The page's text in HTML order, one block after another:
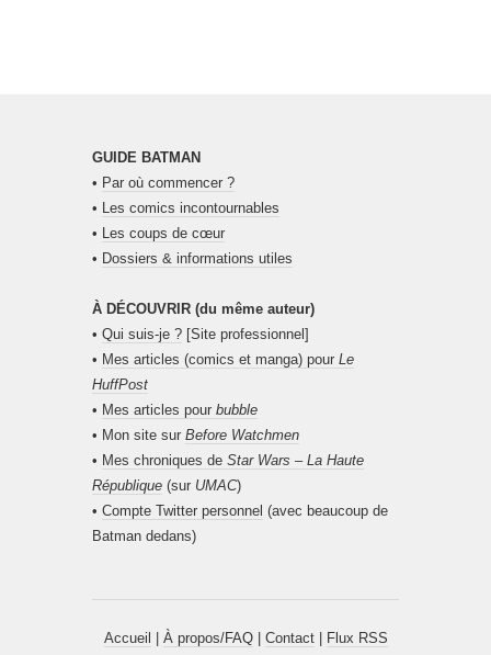
GUIDE BATMAN
• Par où commencer ?
• Les comics incontournables
• Les coups de cœur
• Dossiers & informations utiles
À DÉCOUVRIR (du même auteur)
• Qui suis-je ? [Site professionnel]
• Mes articles (comics et manga) pour Le
HuffPost
• Mes articles pour bubble
• Mon site sur Before Watchmen
• Mes chroniques de Star Wars – La Haute
République (sur UMAC)
• Compte Twitter personnel (avec beaucoup de
Batman dedans)
Accueil À propos/FAQ| Contact| Flux RSS